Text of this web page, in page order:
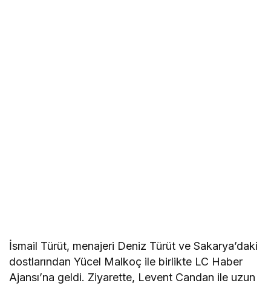
İsmail Türüt, menajeri Deniz Türüt ve Sakarya’daki
dostlarından Yücel Malkoç ile birlikte LC Haber
Ajansı’na geldi. Ziyarette, Levent Candan ile uzun